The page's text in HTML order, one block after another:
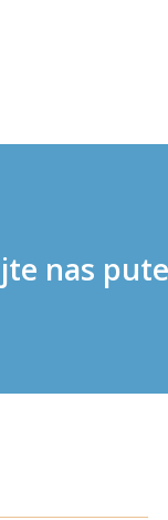
nas